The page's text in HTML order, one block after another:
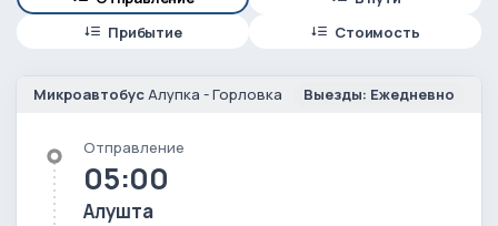
Прибытие
Стоимость
МикроавтобусАлупка - Горловка Выезды: Ежедневно
Отправление
05:00
Алушта